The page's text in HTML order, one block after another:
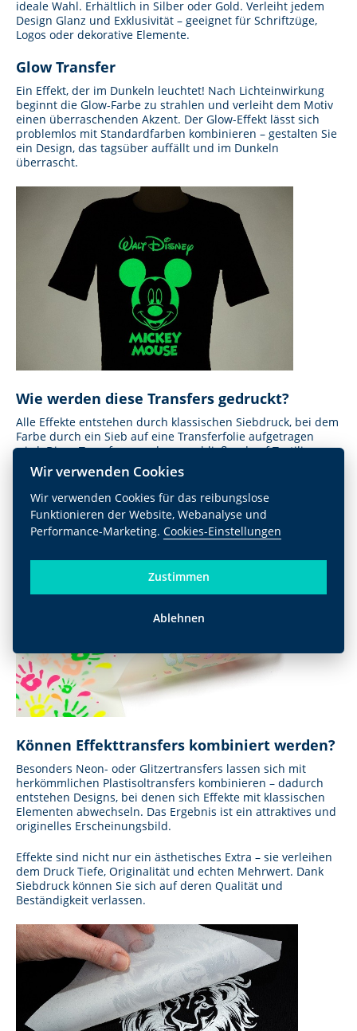
ideale Wahl. Erhältlich in Silber oder Gold. Verleiht jedem
Design Glanz und Exklusivität – geeignet für Schriftzüge,
Logos oder dekorative Elemente.
Glow Transfer
Ein Effekt, der im Dunkeln leuchtet! Nach Lichteinwirkung
beginnt die Glow-Farbe zu strahlen und verleiht dem Motiv
einen überraschenden Akzent. Der Glow-Effekt lässt sich
problemlos mit Standardfarben kombinieren – gestalten Sie
ein Design, das tagsüber auffällt und im Dunkeln
überrascht.
Wie werden diese Transfers gedruckt?
Alle Effekte entstehen durch klassischen Siebdruck, bei dem
Farbe durch ein Sieb auf eine Transferfolie aufgetragen
wird. Diese Transfers werden anschließend auf Textilien
gepresst. Das sorgt für hohe Haltbarkeit,
Kombinationsmöglichkeiten mit anderen Transferarten und
vor allem für einen visuellen Effekt, den herkömmliche
Druckverfahren nicht erreichen.
Können Effekttransfers kombiniert werden?
Besonders Neon- oder Glitzertransfers lassen sich mit
herkömmlichen Plastisoltransfers kombinieren – dadurch
entstehen Designs, bei denen sich Effekte mit klassischen
Elementen abwechseln. Das Ergebnis ist ein attraktives und
originelles Erscheinungsbild.
Effekte sind nicht nur ein ästhetisches Extra – sie verleihen
dem Druck Tiefe, Originalität und echten Mehrwert. Dank
Siebdruck können Sie sich auf deren Qualität und
Beständigkeit verlassen.
Wir verwenden Cookies
Wir verwenden Cookies für das reibungslose
Funktionieren der Website, Webanalyse und
Performance-Marketing.Cookies-Einstellungen
Zustimmen
Ablehnen